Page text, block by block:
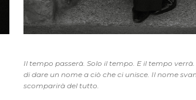
Il tempo passerà. Solo il tempo. E il tempo
di dare un nome a ciò che ci unisce. Il nome
scomparirà del tutto.